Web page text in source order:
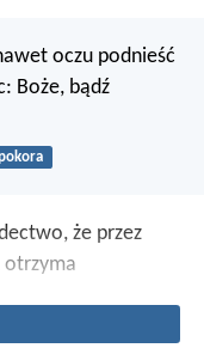
oczu podnieść
Boże, bądź
że przez
otrzyma